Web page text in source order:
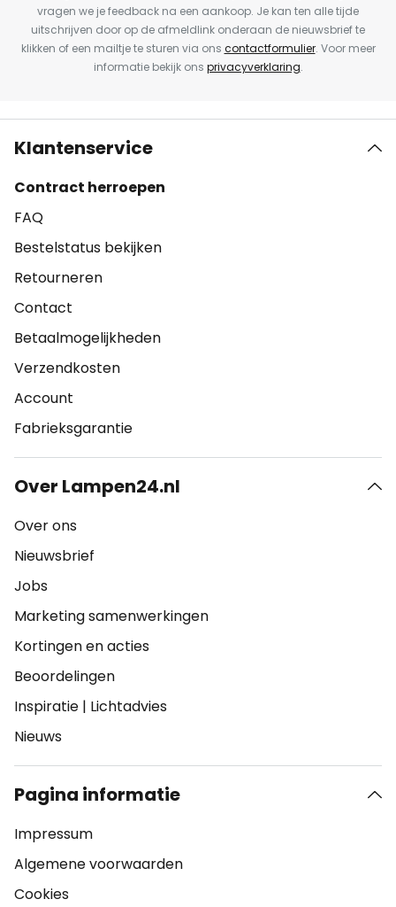
vragen we je feedback na een aankoop. Je kan ten alle tijde
uitschrijven door op de afmeldlink onderaan de nieuwsbrief te
klikken of een mailtje te sturen via ons contactformulier. Voor meer
informatie bekijk ons privacyverklaring.
Klantenservice
Contract herroepen
FAQ
Bestelstatus bekijken
Retourneren
Contact
Betaalmogelijkheden
Verzendkosten
Account
Fabrieksgarantie
Over Lampen24.nl
Over ons
Nieuwsbrief
Jobs
Marketing samenwerkingen
Kortingen en acties
Beoordelingen
Inspiratie | Lichtadvies
Nieuws
Pagina informatie
Impressum
Algemene voorwaarden
Cookies